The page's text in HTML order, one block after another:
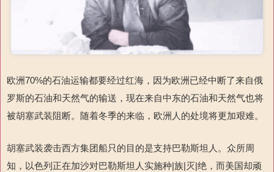
欧洲70%的石油运输都要经过红海 ，因为欧洲已经中断了来自俄
罗斯的石油和天然气的输送，现在来自中东的石油和天然气也将
被胡塞武装阻断。随着冬季的来临，欧洲人的处境将更加艰难。
胡塞武装袭击西方集团船只的目的是支持巴勒斯坦人。众所周
知，以色列正在加沙对巴勒斯坦人实施种|族|灭|绝，而美国却顽